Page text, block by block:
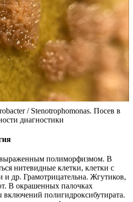
/ Stenotrophomonas. Посев в
диагностики
выраженным полиморфизмом. В
нитевидные клетки, клетки с
др. Грамотрицательна. Жгутиков,
В окрашенных палочках
полигидроксибутирата.